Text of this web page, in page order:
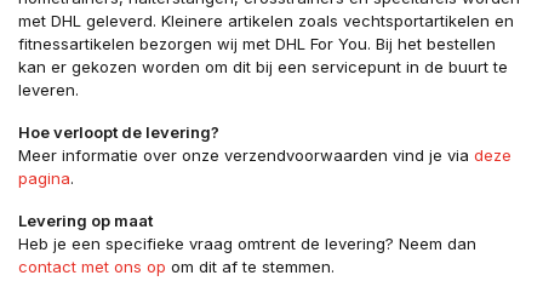
met DHL geleverd. Kleinere artikelen zoals vechtsportartikelen en
fitnessartikelen bezorgen wij met DHL For You. Bij het bestellen
kan er gekozen worden om dit bij een servicepunt in de buurt te
leveren.
Hoe verloopt de levering?
Meer informatie over onze verzendvoorwaarden vind je via deze
pagina.
Levering op maat
Heb je een specifieke vraag omtrent de levering? Neem dan
contact met ons op om dit af te stemmen.